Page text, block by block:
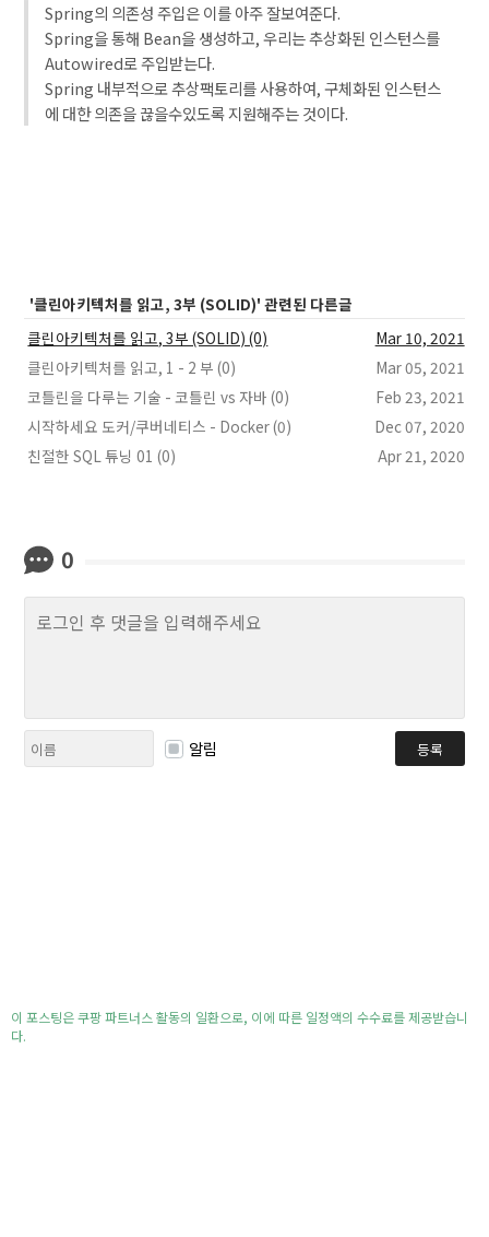
Spring의 의존성 주입은 이를 아주 잘보여준다.
Spring을 통해 Bean을 생성하고, 우리는 추상화된 인스턴스를
Autowired로 주입받는다.
Spring 내부적으로 추상팩토리를 사용하여, 구체화된 인스턴스
에 대한 의존을 끊을수있도록 지원해주는 것이다.
'클린아키텍처를 읽고, 3부 (SOLID)' 관련된 다른글
클린아키텍처를 읽고, 3부 (SOLID) (0)
Mar 10, 2021
클린아키텍처를 읽고, 1 - 2 부 (0)
Mar 05, 2021
코틀린을 다루는 기술 - 코틀린 vs 자바 (0)
Feb 23, 2021
시작하세요 도커/쿠버네티스 - Docker (0)
Dec 07, 2020
친절한 SQL 튜닝 01 (0)
Apr 21, 2020
0
알림 등록
이 포스팅은 쿠팡 파트너스 활동의 일환으로, 이에 따른 일정액의 수수료를 제공받습니
다.